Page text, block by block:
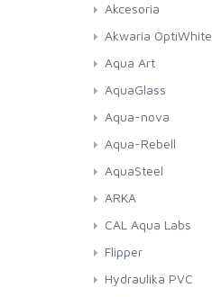
Akcesoria
Akwaria OptiWhite
Aqua Art
AquaGlass
Aqua-nova
Aqua-Rebell
AquaSteel
ARKA
CAL Aqua Labs
Flipper
Hydraulika PVC